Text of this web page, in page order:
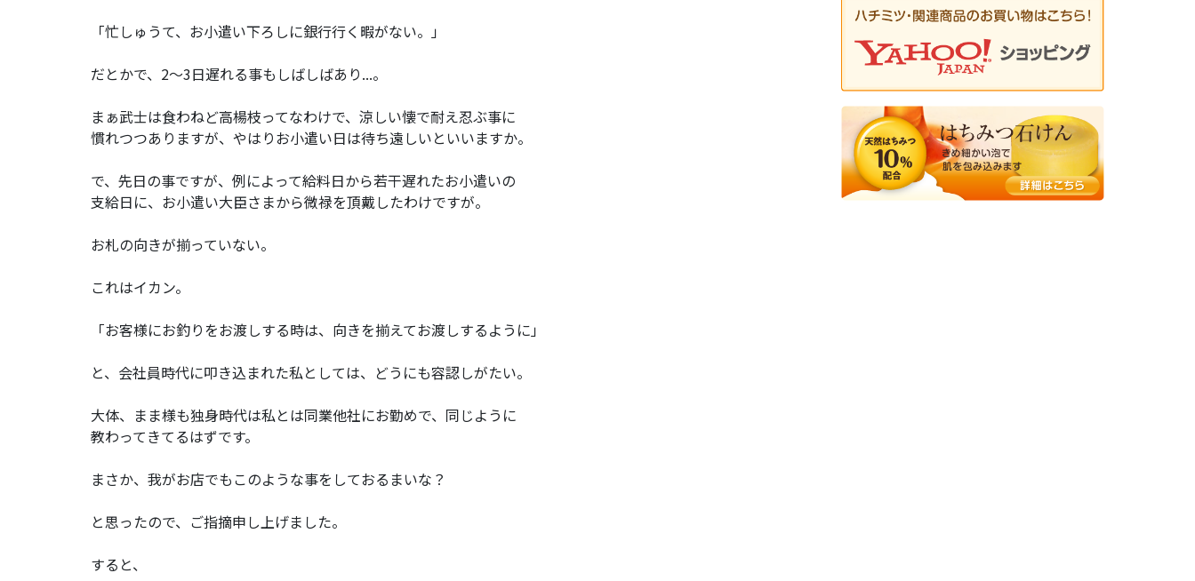
「忙しゅうて、お小遣い下ろしに銀行行く暇がない。」
だとかで、2～3日遅れる事もしばしばあり...。
まぁ武士は食わねど高楊枝ってなわけで、涼しい懐で耐え忍ぶ事に
慣れつつありますが、やはりお小遣い日は待ち遠しいといいますか。
で、先日の事ですが、例によって給料日から若干遅れたお小遣いの
支給日に、お小遣い大臣さまから微禄を頂戴したわけですが。
お札の向きが揃っていない。
これはイカン。
「お客様にお釣りをお渡しする時は、向きを揃えてお渡しするように」
と、会社員時代に叩き込まれた私としては、どうにも容認しがたい。
大体、まま様も独身時代は私とは同業他社にお勤めで、同じように
教わってきてるはずです。
まさか、我がお店でもこのような事をしておるまいな？
と思ったので、ご指摘申し上げました。
すると、